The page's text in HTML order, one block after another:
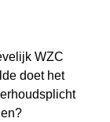
WZC
doet het